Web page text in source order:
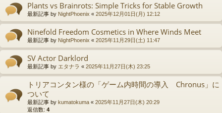
Plants vs Brainrots: Simple Tricks for Stable Growth
最新記事 by NightPhoenix « 2025年12月01日(月) 12:12
Ninefold Freedom Cosmetics in Where Winds Meet
最新記事 by NightPhoenix « 2025年11月29日(土) 11:47
SV Actor Darklord
最新記事 by エタナラ « 2025年11月27日(木) 23:25
トリアコンタン様の「ゲーム内時間の導入 Chronus」に
ついて
最新記事 by kumatokuma « 2025年11月27日(木) 20:29
返信数: 4